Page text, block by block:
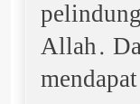
Allah.